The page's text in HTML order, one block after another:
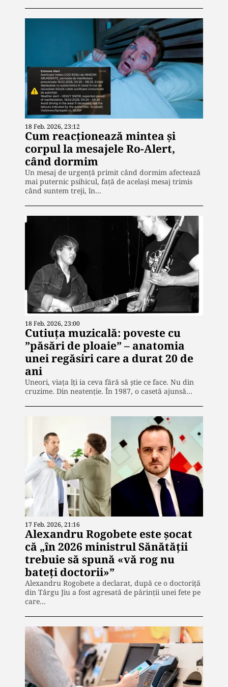
18 Feb. 2026, 23:12
Cum reacționează mintea și
corpul la mesajele Ro-Alert,
când dormim
Un mesaj de urgență primit când dormim afectează
mai puternic psihicul, față de același mesaj trimis
când suntem treji, în…
18 Feb. 2026, 23:00
Cutiuța muzicală: poveste cu
”păsări de ploaie” – anatomia
unei regăsiri care a durat 20 de
ani
Uneori, viața îți ia ceva fără să știe ce face. Nu din
cruzime. Din neatenție. În 1987, o casetă ajunsă…
17 Feb. 2026, 21:16
Alexandru Rogobete este șocat
că „în 2026 ministrul Sănătăţii
trebuie să spună «vă rog nu
bateți doctorii»”
Alexandru Rogobete a declarat, după ce o doctoriță
din Târgu Jiu a fost agresată de părinții unei fete pe
care…